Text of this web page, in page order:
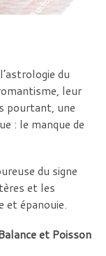
du
leur
pourtant, une
: le manque de
du signe
et les
et épanouie.
et Poisson